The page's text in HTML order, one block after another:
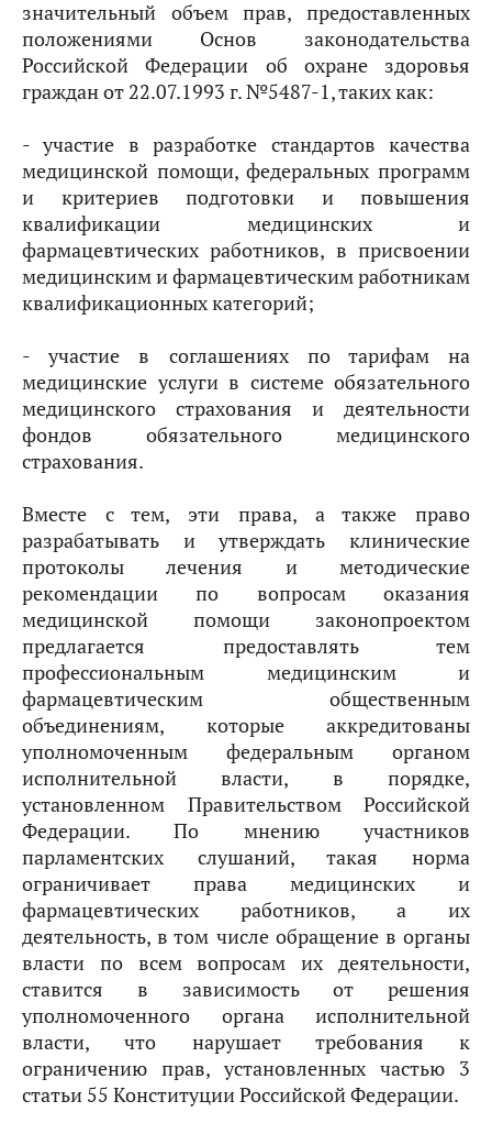
значительный объем прав, предоставленных
положениями Основ законодательства
Российской Федерации об охране здоровья
граждан от 22.07.1993 г. №5487-1, таких как:
- участие в разработке стандартов качества
медицинской помощи, федеральных программ
и критериев подготовки и повышения
квалификации медицинских и
фармацевтических работников, в присвоении
медицинским и фармацевтическим работникам
квалификационных категорий;
- участие в соглашениях по тарифам на
медицинские услуги в системе обязательного
медицинского страхования и деятельности
фондов обязательного медицинского
страхования.
Вместе с тем, эти права, а также право
разрабатывать и утверждать клинические
протоколы лечения и методические
рекомендации по вопросам оказания
медицинской помощи законопроектом
предлагается предоставлять тем
профессиональным медицинским и
фармацевтическим общественным
объединениям, которые аккредитованы
уполномоченным федеральным органом
исполнительной власти, в порядке,
установленном Правительством Российской
Федерации. По мнению участников
парламентских слушаний, такая норма
ограничивает права медицинских и
фармацевтических работников, а их
деятельность, в том числе обращение в органы
власти по всем вопросам их деятельности,
ставится в зависимость от решения
уполномоченного органа исполнительной
власти, что нарушает требования к
ограничению прав, установленных частью 3
статьи 55 Конституции Российской Федерации.